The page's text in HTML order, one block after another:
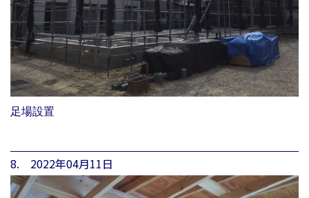
足場設置
8. 2022年04月11日